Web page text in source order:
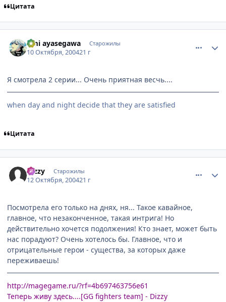
Цитата
umi ayasegawa Старожилы
10 Октября, 200421 г
Я смотрела 2 серии... Очень приятная весчь....
when day and night decide that they are satisfied
Цитата
Dizzy Старожилы
12 Октября, 200421 г
Посмотрела его только на днях, ня... Такое кавайное,
главное, что незаконченное, такая интрига! Но
действительно хочется подолжения! Кто знает, может быть
нас порадуют? Очень хотелось бы. Главное, что и
отрицательные герои - существа, за которых даже
переживаешь!
http://magegame.ru/?rf=4b697463756e61
Теперь живу здесь....[GG fighters team] - Dizzy